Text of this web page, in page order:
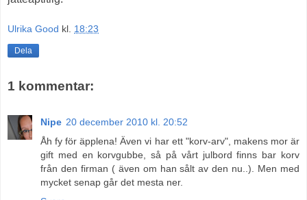
Ulrika Good kl. 18:23
Dela
1 kommentar:
Nipe 20 december 2010 kl. 20:52
Åh fy för äpplena! Även vi har ett "korv-arv", makens mor är
gift med en korvgubbe, så på vårt julbord finns bar korv
från den firman ( även om han sålt av den nu..). Men med
mycket senap går det mesta ner.